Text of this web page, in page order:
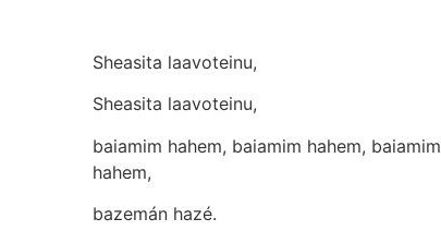
Sheasita laavoteinu,
Sheasita laavoteinu,
baiamim hahem, baiamim hahem, baiamim
hahem,
bazemán hazé.